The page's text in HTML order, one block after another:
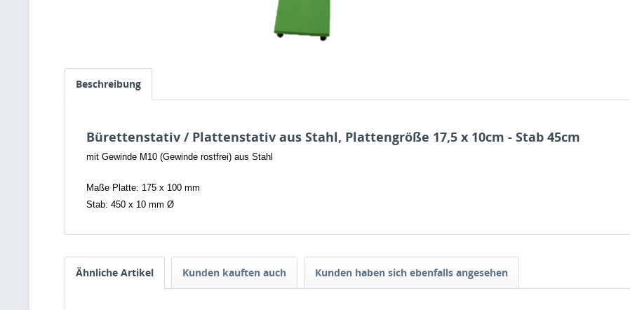
Beschreibung
Bürettenstativ / Plattenstativ aus Stahl, Plattengröße 17,5 x 10cm - Stab 45cm
mit Gewinde M10 (Gewinde rostfrei) aus Stahl
Maße Platte: 175 x 100 mm
Stab: 450 x 10 mm Ø
Ähnliche Artikel Kunden kauften auch Kunden haben sich ebenfalls angesehen